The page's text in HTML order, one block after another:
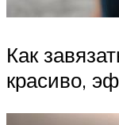
Как
красиво,